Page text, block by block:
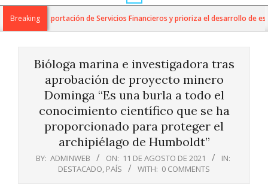
Navigation
MenuBreaking
para la Exportación de Servicios Financieros y prioriza el desarrollo de esta
Bióloga marina e investigadora tras
aprobación de proyecto minero
Dominga “Es una burla a todo el
conocimiento científico que se ha
proporcionado para proteger el
archipiélago de Humboldt”
BY: ADMINWEB ON: 11 DE AGOSTO DE 2021
IN:
DESTACADO, PAÍS WITH: 0 COMMENTS